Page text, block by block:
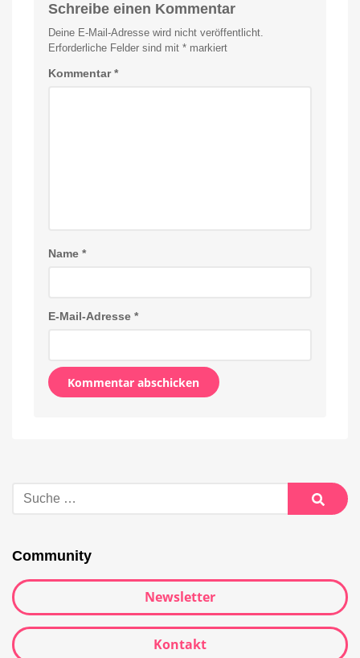
Schreibe einen Kommentar
Deine E-Mail-Adresse wird nicht veröffentlicht.
Erforderliche Felder sind mit * markiert
Kommentar*
Name *
E-Mail-Adresse *
Suche
nach:
Suche
Community
Newsletter
Kontakt